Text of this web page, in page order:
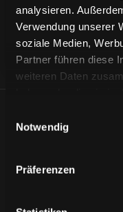
analysieren.
Verwendung unserer
soziale Medien,
Partner führen diese
weiteren Daten
Notwendig
Präferenzen
ÄHNLICHE